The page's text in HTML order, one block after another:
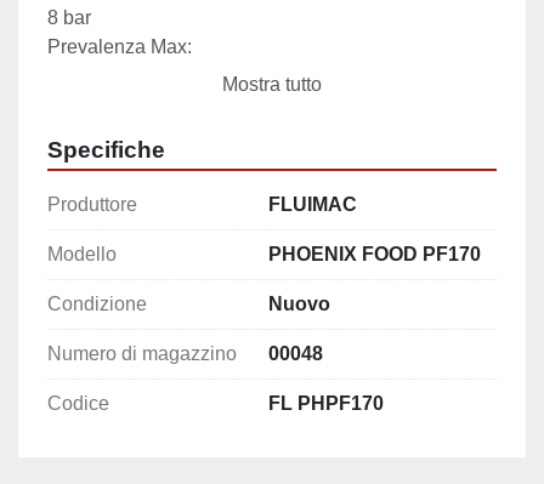
8 bar
Prevalenza Max:
Aspirazione con fluido Max:
9,8 m
8,5 mm
Livello rumorosità:
78 dB
50.000 cps
Mostra tutto
Specifiche
Produttore FLUIMAC
Modello PHOENIX FOOD PF170
Condizione Nuovo
Numero di magazzino 00048
Codice FL PHPF170